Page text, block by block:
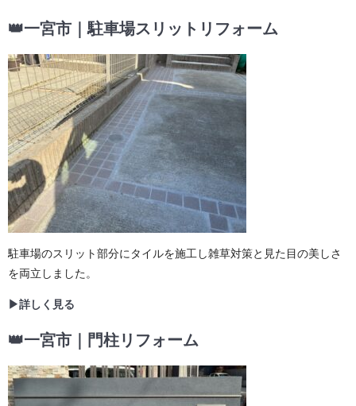
👑一宮市｜駐車場スリットリフォーム
駐車場のスリット部分にタイルを施工し雑草対策と見た目の美しさ
を両立しました。
▶詳しく見る
👑一宮市｜門柱リフォーム